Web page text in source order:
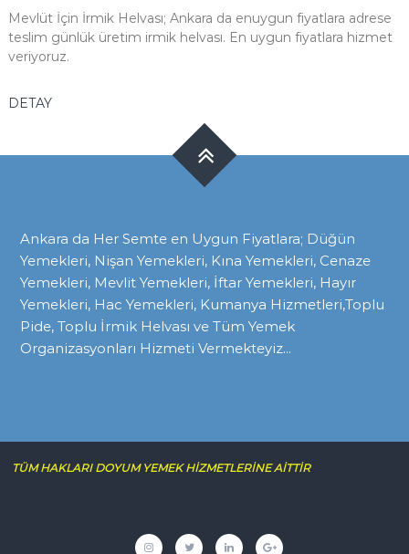
Mevlüt İçin İrmik Helvası; Ankara da enuygun fiyatlara adrese
teslim günlük üretim irmik helvası. En uygun fiyatlara hizmet
veriyoruz.
DETAY
Ankara da Her Semte en Uygun Fiyatlara; Düğün
Yemekleri, Nişan Yemekleri, Kına Yemekleri, Cenaze
Yemekleri, Mevlit Yemekleri, İftar Yemekleri, Hayır
Yemekleri, Hac Yemekleri, Kumanya Hizmetleri,Toplu
Pide, Toplu İrmik Helvası ve Tüm Yemek
Organizasyonları Hizmeti Vermekteyiz...
TÜM HAKLARI DOYUM YEMEK HİZMETLERİNE AİTTİR
İnstagramtwitter linkedin google